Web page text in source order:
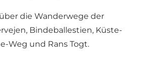
die Wanderwege der
Bindeballestien, Küste-
Weg und Rans Togt.